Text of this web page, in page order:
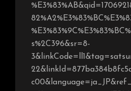
s%2C396&sr=8-